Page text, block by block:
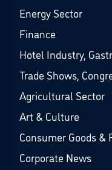
Energy Sector
Finance
Hotel Industry,
Trade Shows,
Agricultural Sector
Art & Culture
Consumer Goods &
Corporate News